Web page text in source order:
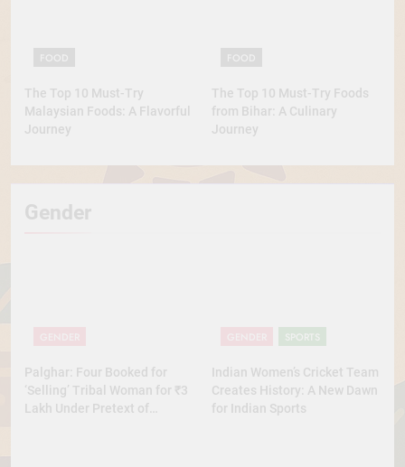
The Top 10 Must-Try
Malaysian Foods: A Flavorful
Journey
The Top 10 Must-Try Foods
from Bihar: A Culinary
Journey
Gender
Palghar: Four Booked for
‘Selling’ Tribal Woman for ₹3
Lakh Under Pretext of
SPORTS
Indian Women’s Cricket Team
Creates History: A New Dawn
for Indian Sports